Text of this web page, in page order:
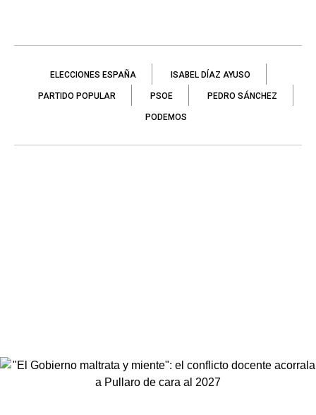
ELECCIONES ESPAÑA ISABEL DÍAZ AYUSO
PARTIDO POPULAR PSOE PEDRO SÁNCHEZ
PODEMOS